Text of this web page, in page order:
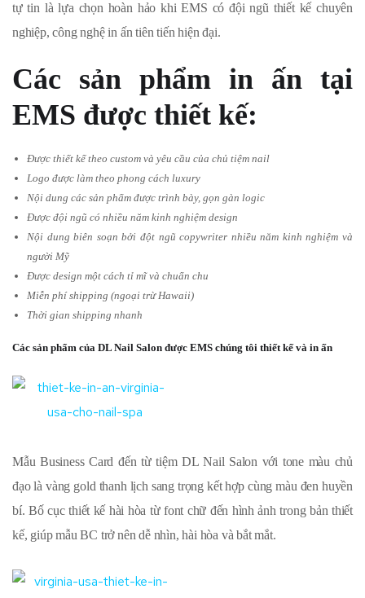
tự tin là lựa chọn hoàn hảo khi EMS có đội ngũ thiết kế chuyên
nghiệp, công nghệ in ấn tiên tiến hiện đại.
Các sản phẩm in ấn tại
EMS được thiết kế:
Được thiết kế theo custom và yêu cầu của chủ tiệm nail
Logo được làm theo phong cách luxury
Nội dung các sản phẩm được trình bày, gọn gàn logic
Được đội ngũ có nhiều năm kinh nghiệm design
Nội dung biên soạn bởi đột ngũ copywriter nhiều năm kinh nghiệm và
người Mỹ
Được design một cách tỉ mĩ và chuẩn chu
Miễn phí shipping (ngoại trừ Hawaii)
Thời gian shipping nhanh
Các sản phẩm của DL Nail Salon được EMS chúng tôi thiết kế và in ấn
Mẫu Business Card đến từ tiệm DL Nail Salon với tone màu chủ
đạo là vàng gold thanh lịch sang trọng kết hợp cùng màu đen huyền
bí. Bố cục thiết kế hài hòa từ font chữ đến hình ảnh trong bản thiết
kế, giúp mẫu BC trở nên dễ nhìn, hài hòa và bắt mắt.